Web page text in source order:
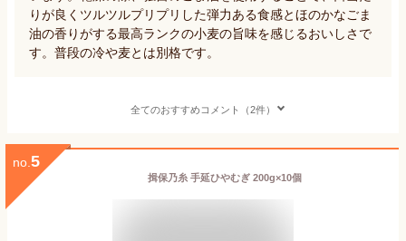
りが良くツルツルプリプリした弾力ある食感とほのかなごま
油の香りがする最高ランクの小麦の旨味を感じるおいしさで
す。普段の冷や麦とは別格です。
全てのおすすめコメント（2件）
no. 5
揖保乃糸 手延ひやむぎ 200g×10個